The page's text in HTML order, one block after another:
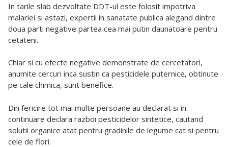
In tarile slab dezvoltate DDT-ul este folosit impotriva
malariei si astazi, expertii in sanatate publica alegand dintre
doua parti negative partea cea mai putin daunatoare pentru
cetateni.
Chiar si cu efecte negative demonstrate de cercetatori,
anumite cercuri inca sustin ca pesticidele puternice, obtinute
pe cale chimica, sunt benefice.
Din fericire tot mai multe persoane au declarat si in
continuare declara razboi pesticidelor sintetice, cautand
solutii organice atat pentru gradinile de legume cat si pentru
cele de flori.